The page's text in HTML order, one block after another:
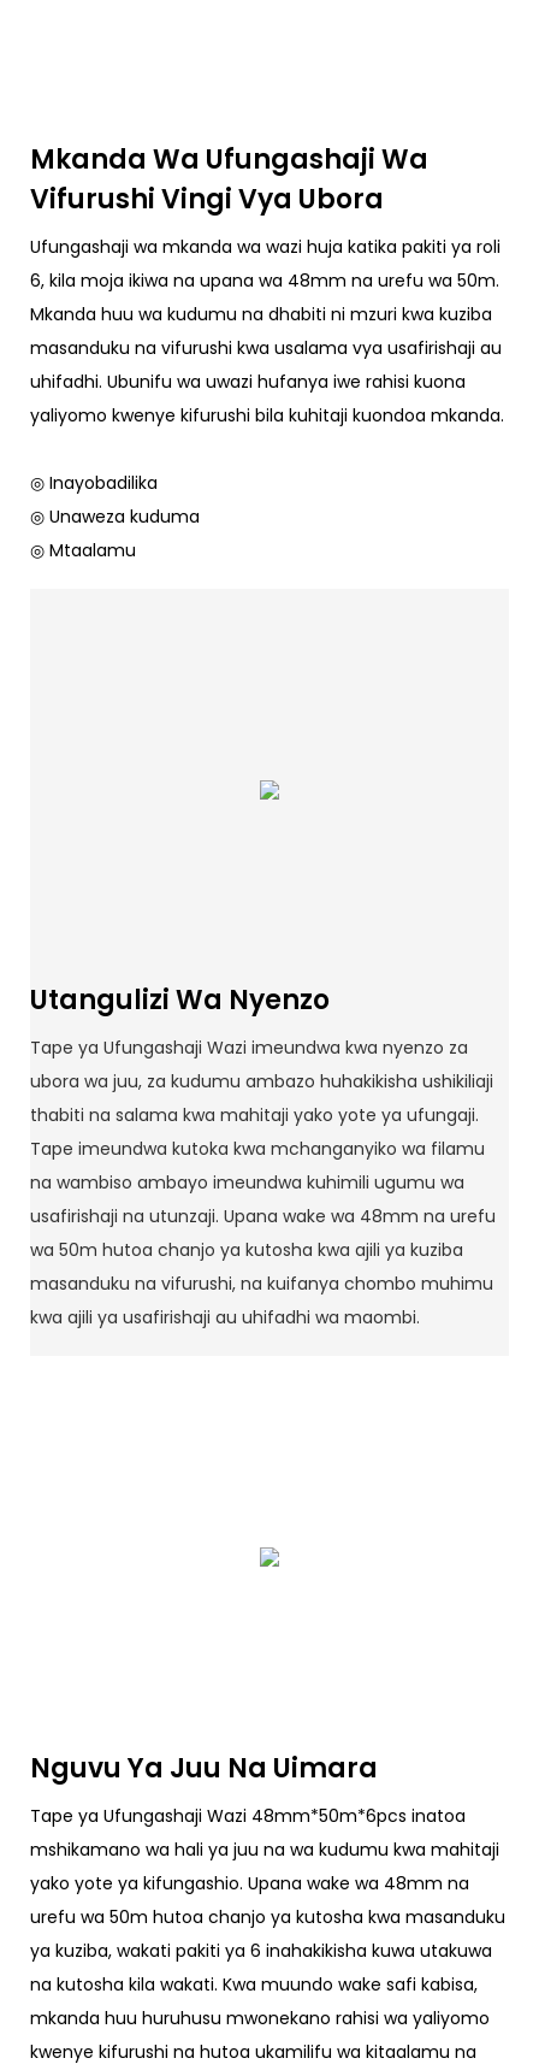
Mkanda Wa Ufungashaji Wa
Vifurushi Vingi Vya Ubora
Ufungashaji wa mkanda wa wazi huja katika pakiti ya roli
6, kila moja ikiwa na upana wa 48mm na urefu wa 50m.
Mkanda huu wa kudumu na dhabiti ni mzuri kwa kuziba
masanduku na vifurushi kwa usalama vya usafirishaji au
uhifadhi. Ubunifu wa uwazi hufanya iwe rahisi kuona
yaliyomo kwenye kifurushi bila kuhitaji kuondoa mkanda.
◎ Inayobadilika
◎ Unaweza kuduma
◎ Mtaalamu
Utangulizi Wa Nyenzo
Tape ya Ufungashaji Wazi imeundwa kwa nyenzo za
ubora wa juu, za kudumu ambazo huhakikisha ushikiliaji
thabiti na salama kwa mahitaji yako yote ya ufungaji.
Tape imeundwa kutoka kwa mchanganyiko wa filamu
na wambiso ambayo imeundwa kuhimili ugumu wa
usafirishaji na utunzaji. Upana wake wa 48mm na urefu
wa 50m hutoa chanjo ya kutosha kwa ajili ya kuziba
masanduku na vifurushi, na kuifanya chombo muhimu
kwa ajili ya usafirishaji au uhifadhi wa maombi.
Nguvu Ya Juu Na Uimara
Tape ya Ufungashaji Wazi 48mm*50m*6pcs inatoa
mshikamano wa hali ya juu na wa kudumu kwa mahitaji
yako yote ya kifungashio. Upana wake wa 48mm na
urefu wa 50m hutoa chanjo ya kutosha kwa masanduku
ya kuziba, wakati pakiti ya 6 inahakikisha kuwa utakuwa
na kutosha kila wakati. Kwa muundo wake safi kabisa,
mkanda huu huruhusu mwonekano rahisi wa yaliyomo
kwenye kifurushi na hutoa ukamilifu wa kitaalamu na